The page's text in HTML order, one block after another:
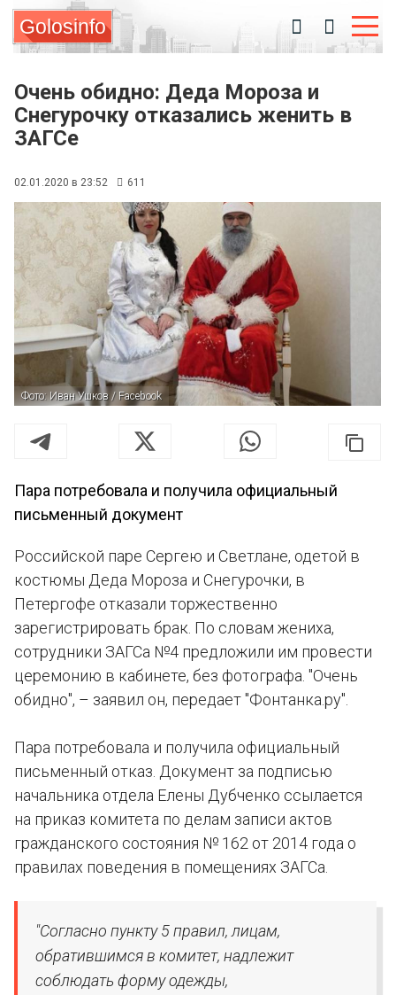
Golosinfo
Очень обидно: Деда Мороза и
Снегурочку отказались женить в
ЗАГСе
02.01.2020 в 23:52 611
Фото: Иван Ушков / Facebook
Пара потребовала и получила официальный
письменный документ
Российской паре Сергею и Светлане, одетой в
костюмы Деда Мороза и Снегурочки, в
Петергофе отказали торжественно
зарегистрировать брак. По словам жениха,
сотрудники ЗАГСа №4 предложили им провести
церемонию в кабинете, без фотографа. "Очень
обидно", – заявил он, передает "Фонтанка.ру".
Пара потребовала и получила официальный
письменный отказ. Документ за подписью
начальника отдела Елены Дубченко ссылается
на приказ комитета по делам записи актов
гражданского состояния № 162 от 2014 года о
правилах поведения в помещениях ЗАГСа.
"Согласно пункту 5 правил, лицам,
обратившимся в комитет, надлежит
соблюдать форму одежды,